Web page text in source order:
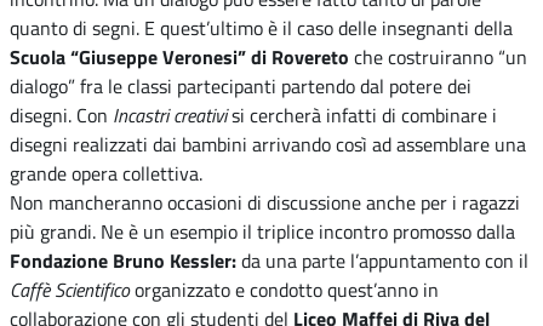
quanto di segni. E quest’ultimo è il caso delle insegnanti della
Scuola “Giuseppe Veronesi” di Rovereto che costruiranno “un
dialogo” fra le classi partecipanti partendo dal potere dei
disegni. Con Incastri creativisi cercherà infatti di combinare i
disegni realizzati dai bambini arrivando così ad assemblare una
grande opera collettiva.
Non mancheranno occasioni di discussione anche per i ragazzi
più grandi. Ne è un esempio il triplice incontro promosso dalla
Fondazione Bruno Kessler:da una parte l’appuntamento con il
Caffè Scientificoorganizzato e condotto quest’anno in
collaborazione con gli studenti del Liceo Maffei di Riva del